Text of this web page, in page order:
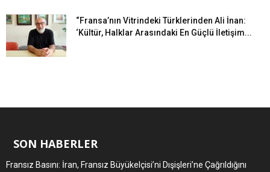
“Fransa’nın Vitrindeki Türklerinden Ali İnan:
‘Kültür, Halklar Arasındaki En Güçlü İletişim...
SON HABERLER
Fransız Basını: İran, Fransız Büyükelçisi’ni Dışişleri’ne Çağrıldığını